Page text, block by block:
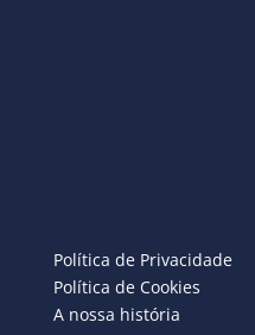
Política de Privacidade
Política de Cookies
A nossa história